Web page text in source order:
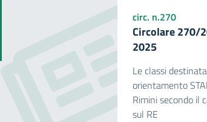
circ. n.270
Circolare 270/
2025
Le classi
orientamento
Rimini secondo il
sul RE